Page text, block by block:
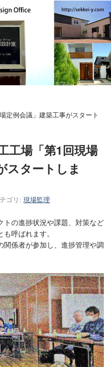
定例会議」建築工事がスタート
工場「第1回現場
スタートしま
ゴリ: 現場監理
トの進捗状況や課題、対策など
呼ばれます。
係者が参加し、進捗管理や調